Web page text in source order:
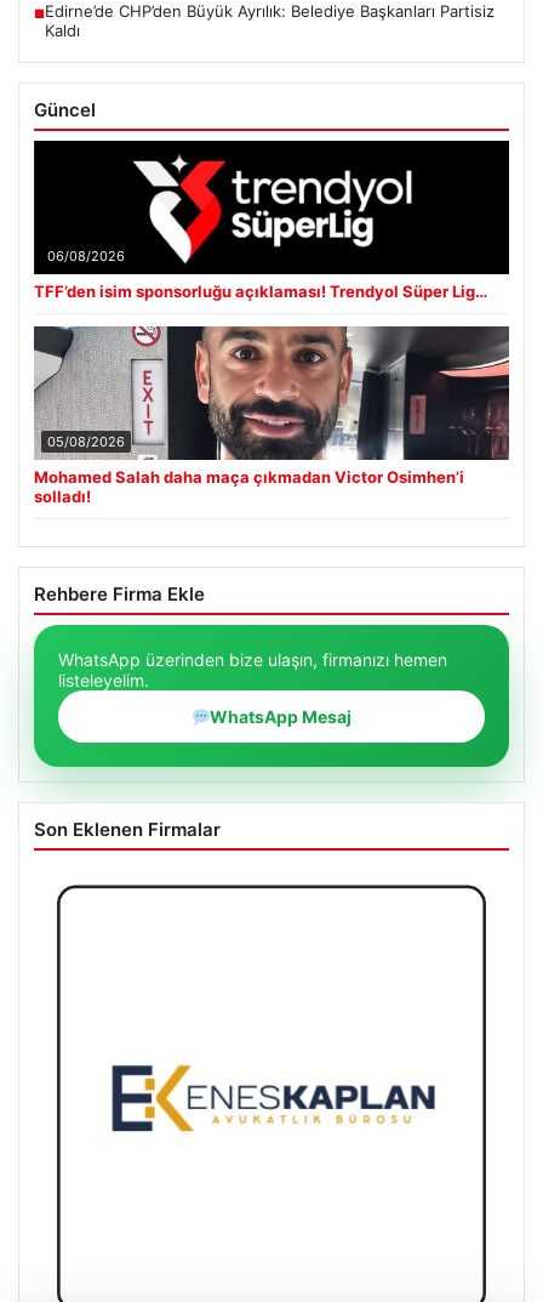
■Edirne’de CHP’den Büyük Ayrılık: Belediye Başkanları Partisiz
Kaldı
Güncel
06/08/2026
TFF’den isim sponsorluğu açıklaması! Trendyol Süper Lig…
05/08/2026
Mohamed Salah daha maça çıkmadan Victor Osimhen’i
solladı!
Rehbere Firma Ekle
WhatsApp üzerinden bize ulaşın, firmanızı hemen
listeleyelim.
WhatsApp Mesaj
Son Eklenen Firmalar